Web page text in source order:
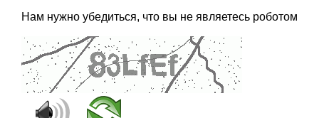
Нам нужно убедиться, что вы не являетесь роботом